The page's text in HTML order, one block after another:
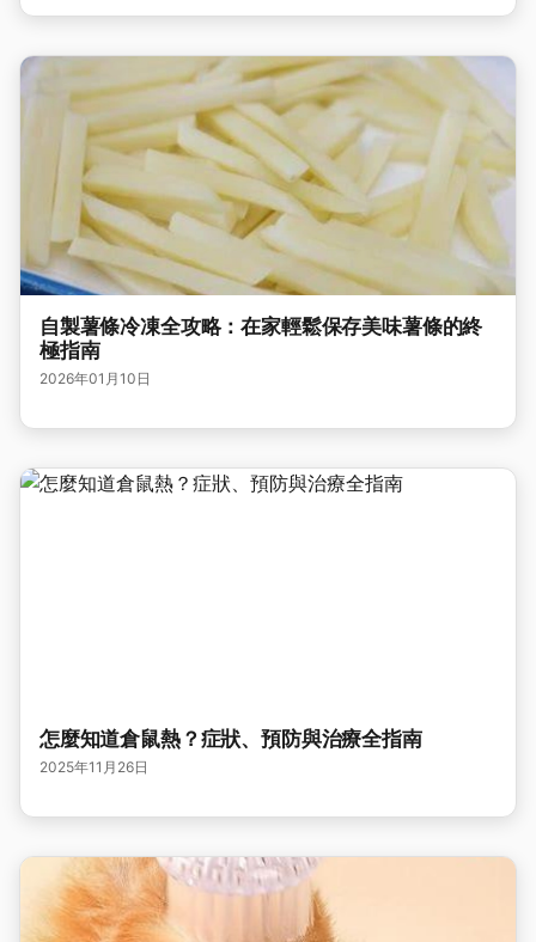
自製薯條冷凍全攻略：在家輕鬆保存美味薯條的終
極指南
2026年01月10日
怎麼知道倉鼠熱？症狀、預防與治療全指南
2025年11月26日